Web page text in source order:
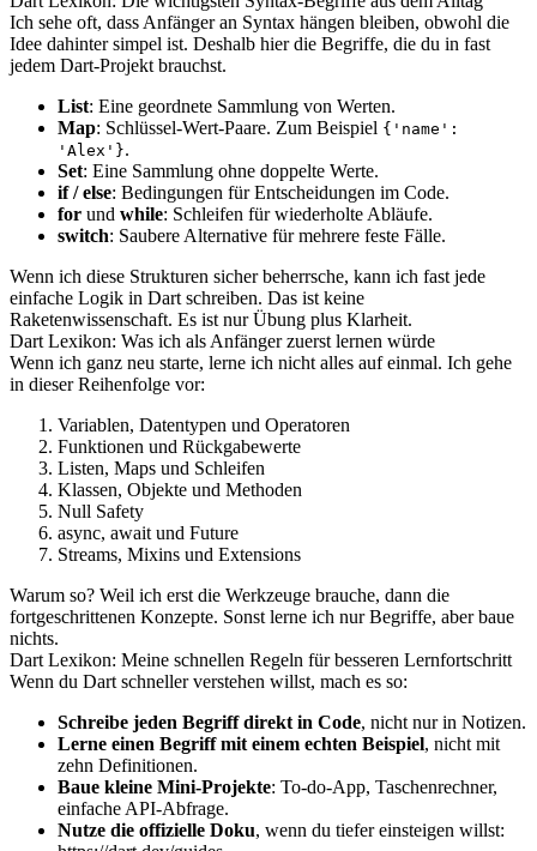
Ich sehe oft, dass Anfänger an Syntax hängen bleiben, obwohl die
Idee dahinter simpel ist. Deshalb hier die Begriffe, die du in fast
jedem Dart-Projekt brauchst.
List: Eine geordnete Sammlung von Werten.
Map: Schlüssel-Wert-Paare. Zum Beispiel {'name':
'Alex'}.
Set: Eine Sammlung ohne doppelte Werte.
if / else: Bedingungen für Entscheidungen im Code.
for und while: Schleifen für wiederholte Abläufe.
switch: Saubere Alternative für mehrere feste Fälle.
Wenn ich diese Strukturen sicher beherrsche, kann ich fast jede
einfache Logik in Dart schreiben. Das ist keine
Raketenwissenschaft. Es ist nur Übung plus Klarheit.
Dart Lexikon: Was ich als Anfänger zuerst lernen würde
Wenn ich ganz neu starte, lerne ich nicht alles auf einmal. Ich gehe
in dieser Reihenfolge vor:
Variablen, Datentypen und Operatoren
Funktionen und Rückgabewerte
Listen, Maps und Schleifen
Klassen, Objekte und Methoden
Null Safety
async, await und Future
Streams, Mixins und Extensions
Warum so? Weil ich erst die Werkzeuge brauche, dann die
fortgeschrittenen Konzepte. Sonst lerne ich nur Begriffe, aber baue
nichts.
Dart Lexikon: Meine schnellen Regeln für besseren Lernfortschritt
Wenn du Dart schneller verstehen willst, mach es so:
Schreibe jeden Begriff direkt in Code, nicht nur in Notizen.
Lerne einen Begriff mit einem echten Beispiel, nicht mit
zehn Definitionen.
Baue kleine Mini-Projekte: To-do-App, Taschenrechner,
einfache API-Abfrage.
Nutze die offizielle Doku, wenn du tiefer einsteigen willst: